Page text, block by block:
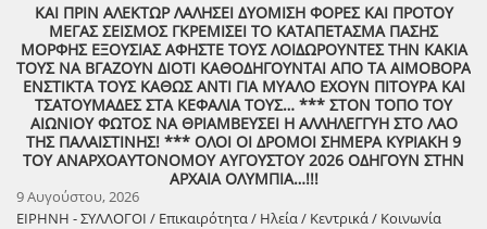
ευελπιστούμε να είναι μια συνάντηση ανθρώπων, μια κοινή ανάσα,
μια υπενθύμιση ότι ο πολιτισμός γεννιέται εκεί όπου μοιραζόμαστε,
ακούμε και δημιουργούμε μαζί. Την Δευτέρα 10 Αυγούστου, στις
21:00 , στήνουμε ξανά ένα Συμπόσιον Τέχνης, με «Ιστορίες και
Τραγούδια» , στον ξεχωριστό χώρο της πέτρινης εκκλησίας στα
Λαστέικα. Σας περιμένουμε κοντά μας! Γιάννης Κορίζης – Δημήτρης
Κορίζης Με την υποστήριξη του Δήμος Πύργου / Municipality Of
Pyrgos 2024 -2028
ΚΑΙ ΠΡΙΝ ΑΛΕΚΤΩΡ ΛΑΛΗΣΕΙ ΔΥΟΜΙΣΗ ΦΟΡΕΣ ΚΑΙ ΠΡΟΤΟΥ
ΜΕΓΑΣ ΣΕΙΣΜΟΣ ΓΚΡΕΜΙΣΕΙ ΤΟ ΚΑΤΑΠΕΤΑΣΜΑ ΠΑΣΗΣ
ΜΟΡΦΗΣ ΕΞΟΥΣΙΑΣ ΑΦΗΣΤΕ ΤΟΥΣ ΛΟΙΔΩΡΟΥΝΤΕΣ ΤΗΝ ΚΑΚΙΑ
ΤΟΥΣ ΝΑ ΒΓΑΖΟΥΝ ΔΙΟΤΙ ΚΑΘΟΔΗΓΟΥΝΤΑΙ ΑΠΟ ΤΑ ΑΙΜΟΒΟΡΑ
ΕΝΣΤΙΚΤΑ ΤΟΥΣ ΚΑΘΩΣ ΑΝΤΙ ΓΙΑ ΜΥΑΛΟ ΕΧΟΥΝ ΠΙΤΟΥΡΑ ΚΑΙ
ΤΣΑΤΟΥΜΑΔΕΣ ΣΤΑ ΚΕΦΑΛΙΑ ΤΟΥΣ… *** ΣΤΟΝ ΤΟΠΟ ΤΟΥ
ΑΙΩΝΙΟΥ ΦΩΤΟΣ ΝΑ ΘΡΙΑΜΒΕΥΣΕΙ Η ΑΛΛΗΛΕΓΓΥΗ ΣΤΟ ΛΑΟ
ΤΗΣ ΠΑΛΑΙΣΤΙΝΗΣ! *** ΟΛΟΙ ΟΙ ΔΡΟΜΟΙ ΣΗΜΕΡΑ ΚΥΡΙΑΚΗ 9
ΤΟΥ ΑΝΑΡΧΟΑΥΤΟΝΟΜΟΥ ΑΥΓΟΥΣΤΟΥ 2026 ΟΔΗΓΟΥΝ ΣΤΗΝ
ΑΡΧΑΙΑ ΟΛΥΜΠΙΑ…!!!
9 Αυγούστου, 2026
ΕΙΡΗΝΗ - ΣΥΛΛΟΓΟΙ / Επικαιρότητα / Ηλεία / Κεντρικά / Κοινωνία